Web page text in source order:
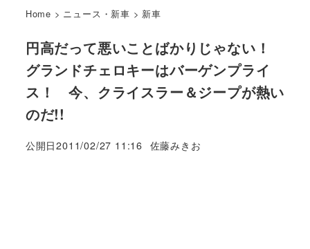
Home > ニュース・新車 > 新車
円高だって悪いことばかりじゃない！
グランドチェロキーはバーゲンプライ
ス！ 今、クライスラー＆ジープが熱い
のだ!!
公開日2011/02/27 11:16 著
佐藤みきお